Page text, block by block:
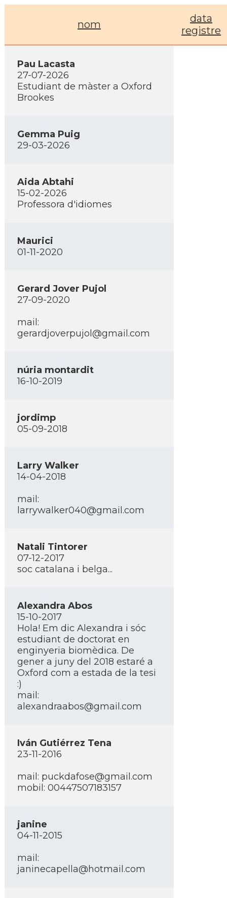
nom
data
registre
Pau Lacasta
27-07-2026
Estudiant de màster a Oxford
Brookes
Gemma Puig
29-03-2026
Aida Abtahi
15-02-2026
Professora d'idiomes
Maurici
01-11-2020
Gerard Jover Pujol
27-09-2020
mail:
gerardjoverpujol@gmail.com
núria montardit
16-10-2019
jordimp
05-09-2018
Larry Walker
14-04-2018
mail:
larrywalker040@gmail.com
Natali Tintorer
07-12-2017
soc catalana i belga...
Alexandra Abos
15-10-2017
Hola! Em dic Alexandra i sóc
estudiant de doctorat en
enginyeria biomèdica. De
gener a juny del 2018 estaré a
Oxford com a estada de la tesi
:)
mail:
alexandraabos@gmail.com
Iván Gutiérrez Tena
23-11-2016
mail: puckdafose@gmail.com
mobil: 00447507183157
janine
04-11-2015
mail:
janinecapella@hotmail.com